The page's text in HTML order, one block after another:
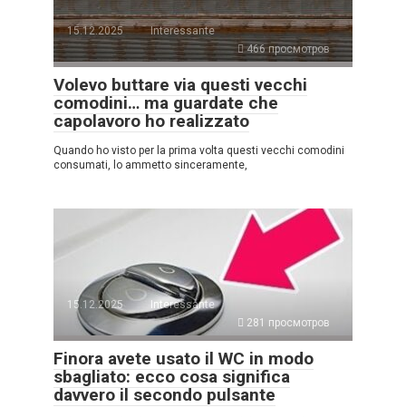
15.12.2025
Interessante
466 просмотров
Volevo buttare via questi vecchi
comodini… ma guardate che
capolavoro ho realizzato
Quando ho visto per la prima volta questi vecchi comodini
consumati, lo ammetto sinceramente,
15.12.2025
Interessante
281 просмотров
Finora avete usato il WC in modo
sbagliato: ecco cosa significa
davvero il secondo pulsante